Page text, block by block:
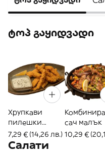
ტოპ გაყიდვადი
Хрупкави
пилешки
пръчици
7,29 € (14,26 лв.)
сач малък
10,29 €
Салати